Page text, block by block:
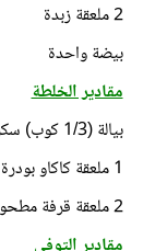
2 ملعقة زبدة
بيضة واحدة
مقادير الخلطة
بيالة (1/3 كوب) سكر ناعم
1 ملعقة كاكاو بودرة
2 ملعقة قرفة مطحونة